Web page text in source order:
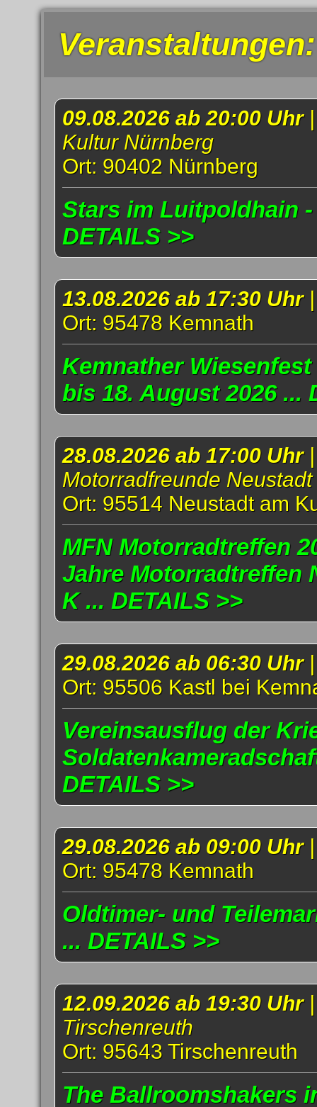
Veranstaltungen:
09.08.2026 ab 20:00 Uhr
Kultur Nürnberg
Ort: 90402 Nürnberg
Stars im Luitpoldhain
DETAILS >>
13.08.2026 ab 17:30 Uhr
Ort: 95478 Kemnath
Kemnather Wiesenfest
bis 18. August 2026 ...
28.08.2026 ab 17:00 Uhr |
Motorradfreunde
Ort: 95514 Neustadt am
MFN Motorradtreffen
Jahre Motorradtreffen
K ... DETAILS >>
29.08.2026 ab 06:30 Uhr
Ort: 95506 Kastl bei
Vereinsausflug der
DETAILS >>
29.08.2026 ab 09:00 Uhr
Ort: 95478 Kemnath
Oldtimer- und
... DETAILS >>
12.09.2026 ab 19:30 Uhr
Tirschenreuth
Ort: 95643 Tirschenreuth
The Ballroomshakers